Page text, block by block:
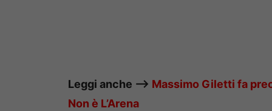
Leggi anche —–> Massimo Giletti fa
Non è L’Arena